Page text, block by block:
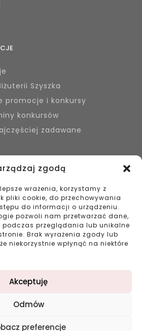
zgodą
wrażenia, korzystamy z
pliki cookie, do przechowywania
do informacji o urządzeniu.
pozwoli nam przetwarzać dane,
przeglądania lub unikalne
Brak wyrażenia zgody lub
niekorzystnie wpłynąć na niektóre
Akceptuję
Odmów
preferencje
Szyszka
promocje i konkursy
konkursów
zadawane
Szyszka Sieradz,
Wola, Łask
980
11
double-digital.pl